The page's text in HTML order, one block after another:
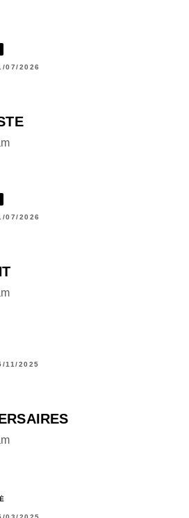
07/2026
07/2026
11/2025